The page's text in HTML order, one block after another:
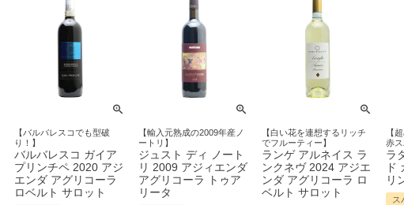
【バルバレスコでも型破
り！】
バルバレスコ ガイア
プリンチペ 2020 アジ
エンダ アグリコーラ
ロベルト サロット
【輸入元熟成の2009年産ノ
ートリ】
ジュスト ディ ノート
リ 2009 アジィエンダ
アグリコーラ トゥア
リータ
【白い花を連想するリッチ
でフルーティー】
ランゲ アルネイス ラ
ンクネヴ 2024 アジエ
ンダ アグリコーラ ロ
ベルト サロット
【
赤ス
ラ
ド
リ
ス